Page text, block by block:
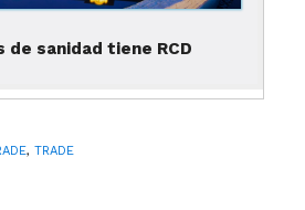
la compañía espera
lo que se ha venido
de entretenimiento.
sanidad tiene RCD
, TRADE